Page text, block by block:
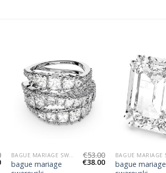
bague mariage
€53.00
€38.00
bague mariage